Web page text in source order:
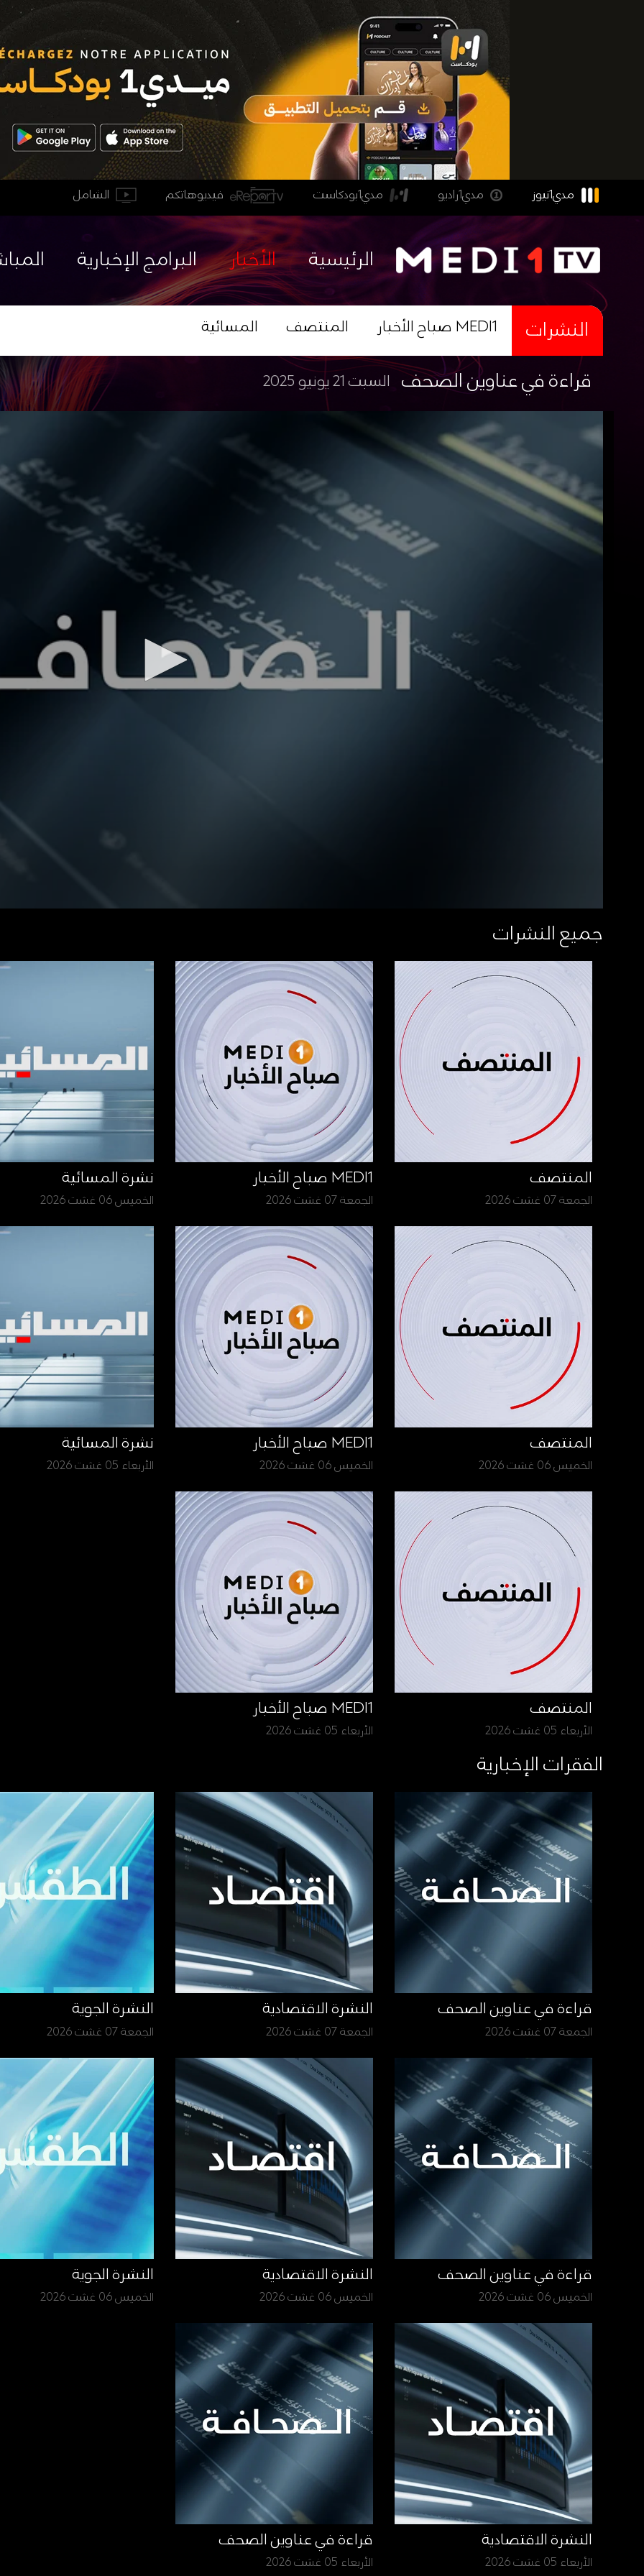
الشامل فيديوهاتكم مدي1بودكاست مدي1راديو مدي1نيوز
البرامج الإخبارية الأخبار الرئيسية
المسائية المنتصف صباح الأخبار MEDI1 النشرات
السبت 21 يونيو 2025 قراءة في عناوين الصحف
شاهد الفيديو
جميع النشرات
المنتصف
الجمعة 07 غشت 2026
MEDI1 صباح الأخبار
الجمعة 07 غشت 2026
نشرة المسائية
الخميس 06 غشت 2026
المنتصف
الخميس 06 غشت 2026
MEDI1 صباح الأخبار
الخميس 06 غشت 2026
نشرة المسائية
الأربعاء 05 غشت 2026
المنتصف
الأربعاء 05 غشت 2026
MEDI1 صباح الأخبار
الأربعاء 05 غشت 2026
الفقرات الإخبارية
قراءة في عناوين الصحف
الجمعة 07 غشت 2026
النشرة الاقتصادية
الجمعة 07 غشت 2026
النشرة الجوية
الجمعة 07 غشت 2026
قراءة في عناوين الصحف
الخميس 06 غشت 2026
النشرة الاقتصادية
الخميس 06 غشت 2026
النشرة الجوية
الخميس 06 غشت 2026
النشرة الاقتصادية
الأربعاء 05 غشت 2026
قراءة في عناوين الصحف
الأربعاء 05 غشت 2026